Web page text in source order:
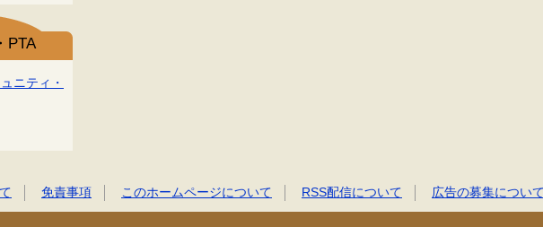
PTA
ニティ・
免責事項 このホームページについて RSS配信について 広告の募集につい